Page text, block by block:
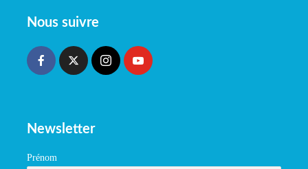
Nous suivre
Newsletter
Prénom